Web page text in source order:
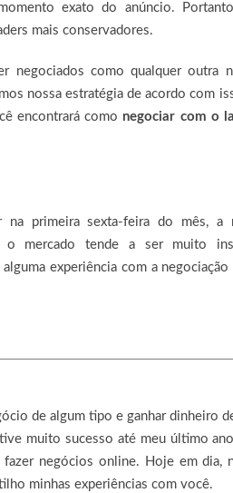
exato do anúncio.
mais conservadores.
negociados como qualquer outra
nossa estratégia de acordo com
encontrará como negociar com o
na primeira sexta-feira do mês, a
o mercado tende a ser muito
experiência com a
de algum tipo e ganhar dinheiro
muito sucesso até meu último
negócios online. Hoje em dia,
minhas experiências com você.